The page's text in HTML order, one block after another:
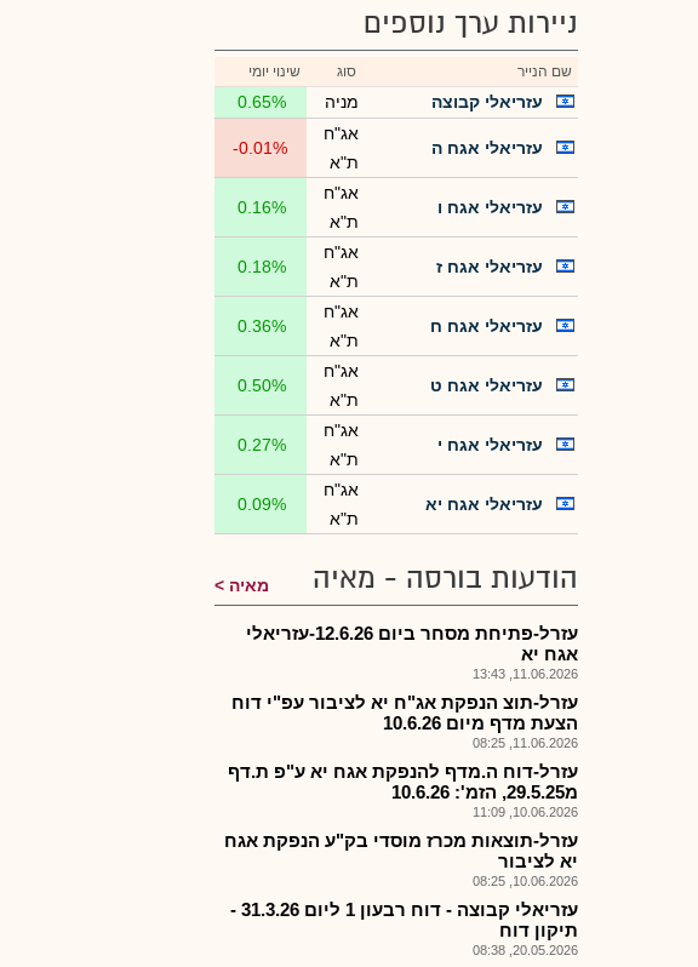
ניירות ערך נוספים
שם הנייר סוג שינוי יומי
עזריאלי קבוצה מניה 0.65%
עזריאלי אגח ה
אג"ח
ת"א
-0.01%
עזריאלי אגח ו
אג"ח
ת"א
0.16%
עזריאלי אגח ז
אג"ח
ת"א
0.18%
עזריאלי אגח ח
אג"ח
ת"א
0.36%
עזריאלי אגח ט
אג"ח
ת"א
0.50%
עזריאלי אגח י
אג"ח
ת"א
0.27%
עזריאלי אגח יא
אג"ח
ת"א
0.09%
הודעות בורסה - מאיה מאיה
עזרל-פתיחת מסחר ביום 12.6.26-עזריאלי
אגח יא
11.06.2026, 13:43
עזרל-תוצ הנפקת אג"ח יא לציבור עפ"י דוח
הצעת מדף מיום 10.6.26
11.06.2026, 08:25
עזרל-דוח ה.מדף להנפקת אגח יא ע"פ ת.דף
מ29.5.25, הזמ': 10.6.26
10.06.2026, 11:09
עזרל-תוצאות מכרז מוסדי בק"ע הנפקת אגח
יא לציבור
10.06.2026, 08:25
עזריאלי קבוצה - דוח רבעון 1 ליום 31.3.26 -
תיקון דוח
20.05.2026, 08:38